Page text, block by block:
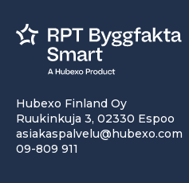
Hubexo Finland Oy
Ruukinkuja 3, 02330 Espoo
asiakaspalvelu@hubexo.com
09-809 911